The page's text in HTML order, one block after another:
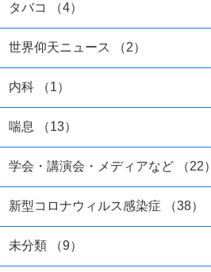
タバコ （4）
世界仰天ニュース （2）
内科 （1）
喘息 （13）
学会・講演会・メディアなど （22）
新型コロナウィルス感染症 （38）
未分類 （9）